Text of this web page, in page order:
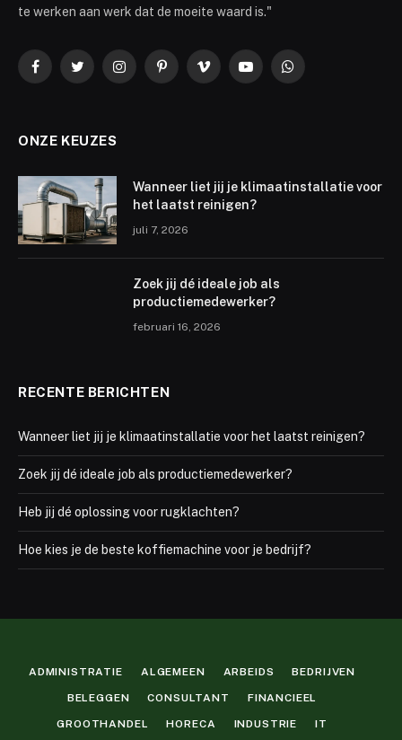
te werken aan werk dat de moeite waard is."
FacebookTwitterInstagramPinterestVimeo YouTubeWhatsApp
ONZE KEUZES
Wanneer liet jij je klimaatinstallatie voor
het laatst reinigen?
juli 7, 2026
Zoek jij dé ideale job als
productiemedewerker?
februari 16, 2026
RECENTE BERICHTEN
Wanneer liet jij je klimaatinstallatie voor het laatst reinigen?
Zoek jij dé ideale job als productiemedewerker?
Heb jij dé oplossing voor rugklachten?
Hoe kies je de beste koffiemachine voor je bedrijf?
ADMINISTRATIE ALGEMEEN ARBEIDS BEDRIJVEN
BELEGGEN CONSULTANT FINANCIEEL
GROOTHANDEL HORECA INDUSTRIE IT